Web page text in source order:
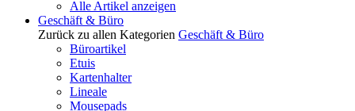
Alle Artikel anzeigen
Geschäft & Büro
Zurück zu allen Kategorien Geschäft & Büro
Büroartikel
Etuis
Kartenhalter
Lineale
Mousepads